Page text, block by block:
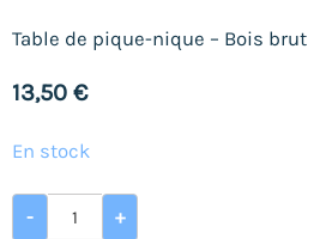
Table de pique-nique – Bois brut
13,50 €
En stock
-
quantité de Table de pique-nique
+